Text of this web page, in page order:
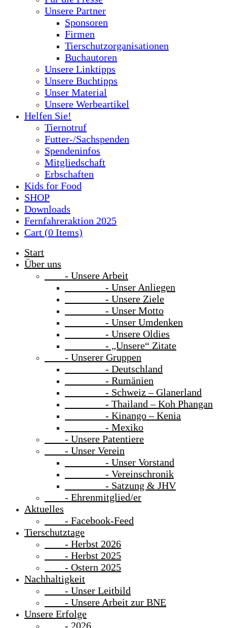
Unsere Partner
Sponsoren
Firmen
Tierschutzorganisationen
Buchautoren
Unsere Linktipps
Unsere Buchtipps
Unser Material
Unsere Werbeartikel
Helfen Sie!
Tiernotruf
Futter-/Sachspenden
Spendeninfos
Mitgliedschaft
Erbschaften
Kids for Food
SHOP
Downloads
Fernfahreraktion 2025
Cart (0 Items)
Start
Über uns
- Unsere Arbeit
- Unser Anliegen
- Unsere Ziele
- Unser Motto
- Unser Umdenken
- Unsere Oldies
- „Unsere“ Zitate
- Unserer Gruppen
- Deutschland
- Rumänien
- Schweiz – Glanerland
- Thailand – Koh Phangan
- Kinango – Kenia
- Mexiko
- Unsere Patentiere
- Unser Verein
- Unser Vorstand
- Vereinschronik
- Satzung & JHV
- Ehrenmitglied/er
Aktuelles
- Facebook-Feed
Tierschutztage
- Herbst 2026
- Herbst 2025
- Ostern 2025
Nachhaltigkeit
- Unser Leitbild
- Unsere Arbeit zur BNE
Unsere Erfolge
- 2026